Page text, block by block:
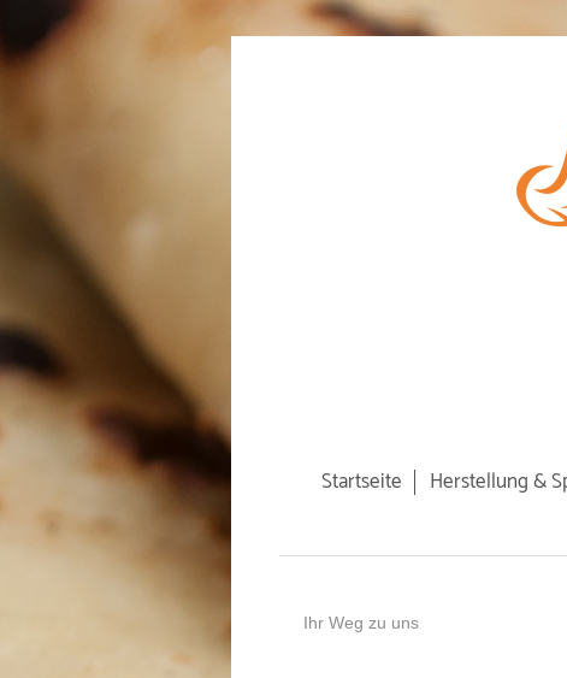
Startseite Herstellung &
Ihr Weg zu uns